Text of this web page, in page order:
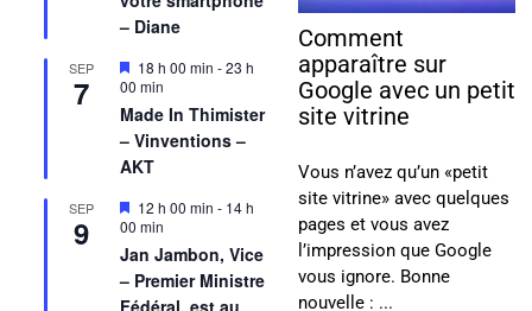
– Diane
SEP
7
Mis
en
avant
18 h 00 min -23 h
00 min
Made In Thimister
– Vinventions –
AKT
SEP
9
Mis
en
avant
12 h 00 min - 14 h
00 min
Jan Jambon, Vice
– Premier Ministre
Comment
apparaître sur
Google avec un petit
site vitrine
Vous n’avez qu’un «petit
site vitrine» avec quelques
pages et vous avez
l’impression que Google
vous ignore. Bonne
nouvelle : ...